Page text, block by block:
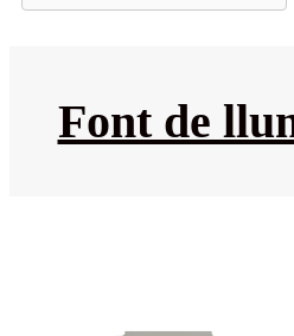
Font de